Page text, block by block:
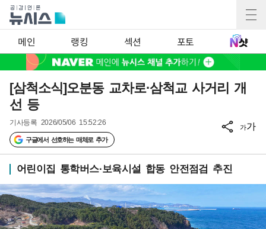
메인 랭킹 섹션 포토
[삼척소식]오분동 교차로·삼척교 사거리 개
선 등
기사등록 2026/05/06 15:52:26
구글에서 선호하는 매체로 추가
가가
어린이집 통학버스·보육시설 합동 안전점검 추진